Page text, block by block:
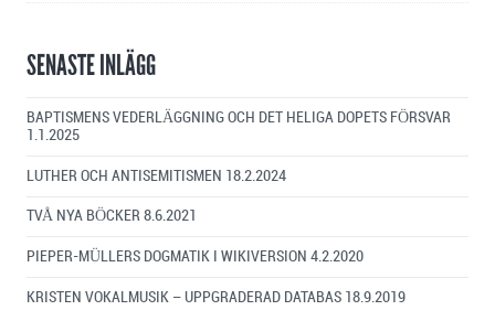
SENASTE INLÄGG
BAPTISMENS VEDERLÄGGNING OCH DET HELIGA DOPETS FÖRSVAR
1.1.2025
LUTHER OCH ANTISEMITISMEN 18.2.2024
TVÅ NYA BÖCKER 8.6.2021
PIEPER-MÜLLERS DOGMATIK I WIKIVERSION 4.2.2020
KRISTEN VOKALMUSIK – UPPGRADERAD DATABAS 18.9.2019